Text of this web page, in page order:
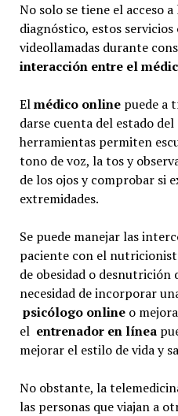
No solo se tiene el acceso
diagnóstico, estos servicios
videollamadas durante
interacción entre el
Elmédico onlinepuede a
darse cuenta del estado
herramientas permiten
tono de voz, la tos y
de los ojos y comprobar si
extremidades.
Se puede manejar las
paciente con el
de obesidad o desnutrición
necesidad de incorporar
psicólogo onlineo
el entrenador en línea
mejorar el estilo de vida y
No obstante, la
las personas que viajan a